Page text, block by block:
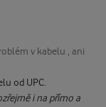
v kabelu , ani
od UPC.
i na přímo a